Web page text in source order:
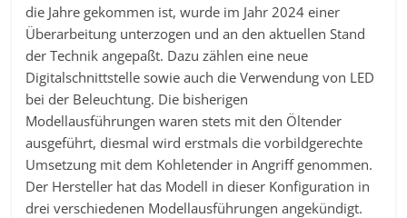
die Jahre gekommen ist, wurde im Jahr 2024 einer
Überarbeitung unterzogen und an den aktuellen Stand
der Technik angepaßt. Dazu zählen eine neue
Digitalschnittstelle sowie auch die Verwendung von LED
bei der Beleuchtung. Die bisherigen
Modellausführungen waren stets mit den Öltender
ausgeführt, diesmal wird erstmals die vorbildgerechte
Umsetzung mit dem Kohletender in Angriff genommen.
Der Hersteller hat das Modell in dieser Konfiguration in
drei verschiedenen Modellausführungen angekündigt.